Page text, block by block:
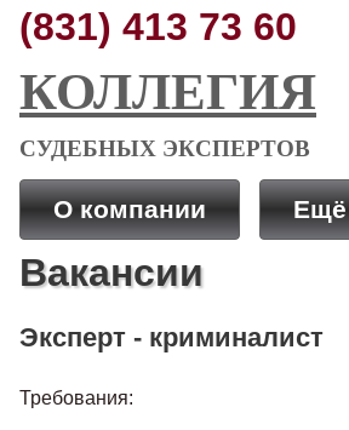
(831) 413 73 60
КОЛЛЕГИЯ
СУДЕБНЫХ ЭКСПЕРТОВ
О компании Ещё
Вакансии
Эксперт - криминалист
Требования: